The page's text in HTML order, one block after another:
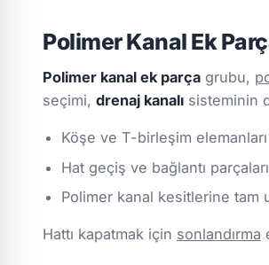
Polimer Kanal Ek
Polimer kanal ek parça grubu,
seçimi, drenaj kanalı sisteminin
Köşe ve T-birleşim elemanları
Hat geçiş ve bağlantı parçaları
Polimer kanal kesitlerine tam
Hattı kapatmak için sonlandırma